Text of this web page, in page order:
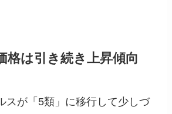
格は引き続き上昇傾向
スが「5類」に移行して少しづ